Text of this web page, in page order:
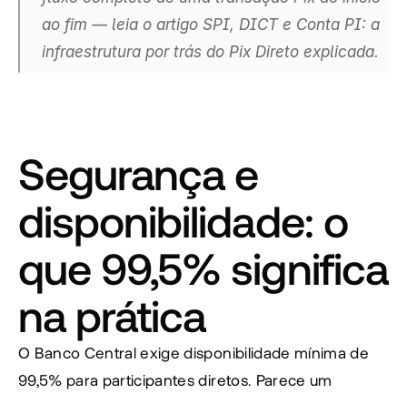
ao fim — leia o artigo SPI, DICT e Conta PI: a
infraestrutura por trás do Pix Direto explicada.
Segurança e
disponibilidade: o
que 99,5% significa
na prática
O Banco Central exige disponibilidade mínima de
99,5% para participantes diretos. Parece um